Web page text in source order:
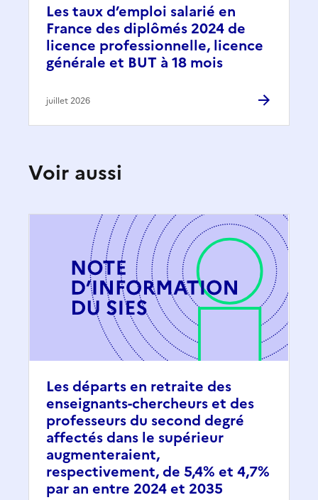
Les taux d’emploi salarié en
France des diplômés 2024 de
licence professionnelle, licence
générale et BUT à 18 mois
juillet 2026
Voir aussi
Les départs en retraite des
enseignants-chercheurs et des
professeurs du second degré
affectés dans le supérieur
augmenteraient,
respectivement, de 5,4% et 4,7%
par an entre 2024 et 2035